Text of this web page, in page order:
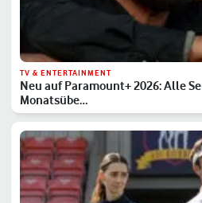
TV & ENTERTAINMENT
Neu auf Paramount+ 2026: Alle
Monatsübe…